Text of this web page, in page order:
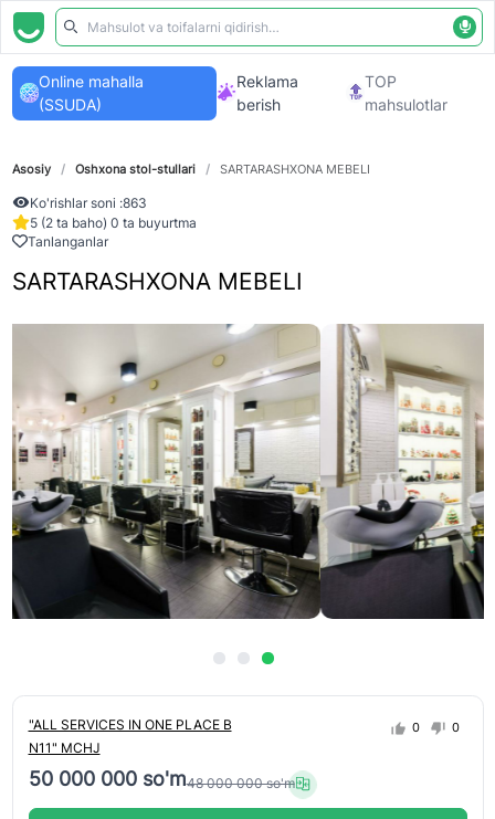
Online mahalla
(SSUDA)
Reklama
berish
TOP
mahsulotlar
Asosiy / Oshxona stol-stullari / SARTARASHXONA MEBELI
Ko'rishlar soni :863
5 (2 ta baho) 0 ta buyurtma
Tanlanganlar
SARTARASHXONA MEBELI
"ALL SERVICES IN ONE PLACE B
N11" MCHJ
0 0
50 000 000 so'm48 000 000 so'm